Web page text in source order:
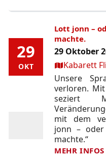
29
OKT
29
OKT
Lott jonn –
machte.
29 Oktober
Ort:Kabarett
Unsere
verloren.
seziert
mit dem
jonn –
machte.“
MEHR INFOS